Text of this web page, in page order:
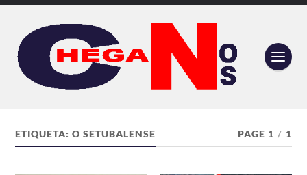
ETIQUETA:O SETUBALENSE PAGE 1 / 1